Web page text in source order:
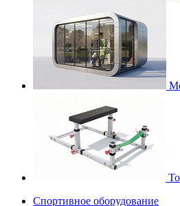
Спортивное оборудование